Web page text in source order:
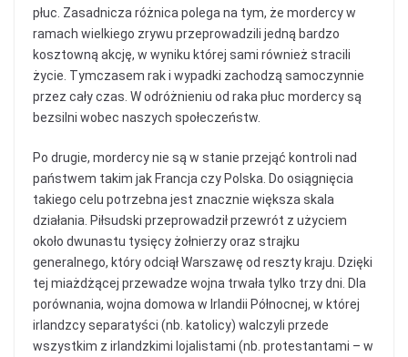
płuc. Zasadnicza różnica polega na tym, że mordercy w
ramach wielkiego zrywu przeprowadzili jedną bardzo
kosztowną akcję, w wyniku której sami również stracili
życie. Tymczasem rak i wypadki zachodzą samoczynnie
przez cały czas. W odróżnieniu od raka płuc mordercy są
bezsilni wobec naszych społeczeństw.
Po drugie, mordercy nie są w stanie przejąć kontroli nad
państwem takim jak Francja czy Polska. Do osiągnięcia
takiego celu potrzebna jest znacznie większa skala
działania. Piłsudski przeprowadził przewrót z użyciem
około dwunastu tysięcy żołnierzy oraz strajku
generalnego, który odciął Warszawę od reszty kraju. Dzięki
tej miażdżącej przewadze wojna trwała tylko trzy dni. Dla
porównania, wojna domowa w Irlandii Północnej, w której
irlandzcy separatyści (nb. katolicy) walczyli przede
wszystkim z irlandzkimi lojalistami (nb. protestantami – w